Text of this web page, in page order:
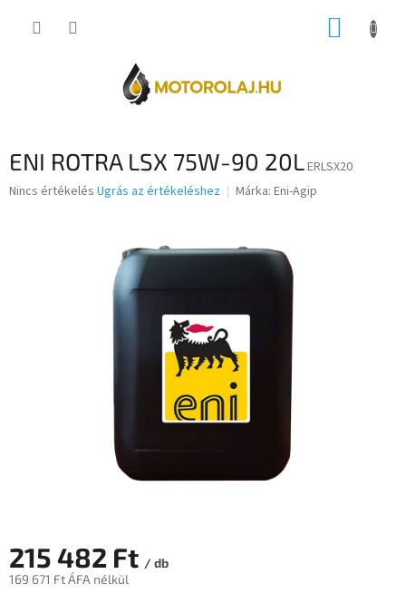
KOSÁR
ENI ROTRA LSX 75W-90 20LERLSX20
A
Nincs értékelés Ugrás az értékeléshez Márka: Eni-Agip
215 482 Ft / db
169 671 Ft ÁFA nélkül